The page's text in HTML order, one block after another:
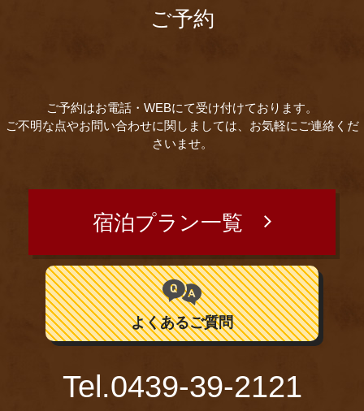
ご予約
ご予約はお電話・WEBにて受け付けております。
ご不明な点やお問い合わせに関しましては、お気軽にご連絡くだ
さいませ。
宿泊プラン一覧
よくあるご質問
Tel.0439-39-2121